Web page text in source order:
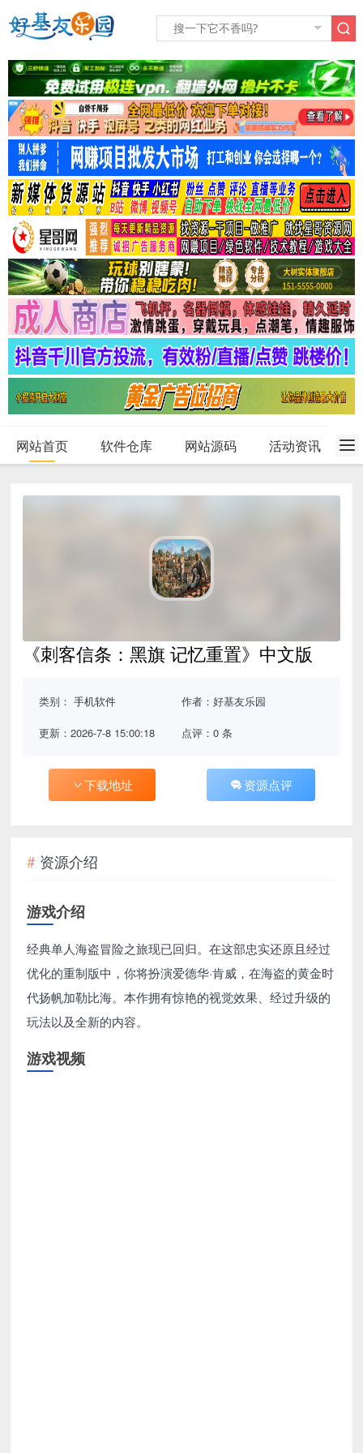
网站首页 软件仓库 网站源码 活动资讯
《刺客信条：黑旗 记忆重置》中文版
类别：手机软件 作者：好基友乐园
更新：2026-7-8 15:00:18 点评：0 条
下载地址 资源点评
资源介绍
游戏介绍
经典单人海盗冒险之旅现已回归。在这部忠实还原且经过
优化的重制版中，你将扮演爱德华·肯威，在海盗的黄金时
代扬帆加勒比海。本作拥有惊艳的视觉效果、经过升级的
玩法以及全新的内容。
游戏视频